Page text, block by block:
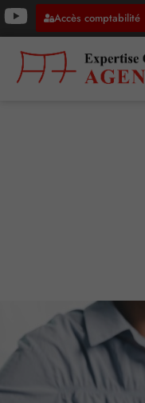
Accès comptabilité